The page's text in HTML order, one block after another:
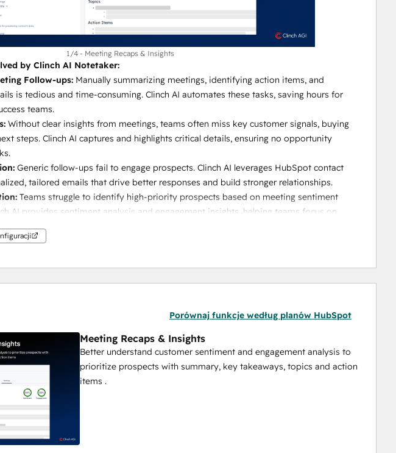
1/4 - Meeting Recaps & Insights
by Clinch AI Notetaker:
Follow-ups: Manually summarizing meetings, identifying action items, and
is tedious and time-consuming. Clinch AI automates these tasks, saving hours for
teams.
Without clear insights from meetings, teams often miss key customer signals, buying
steps. Clinch AI captures and highlights critical details, ensuring no opportunity
Generic follow-ups fail to engage prospects. Clinch AI leverages HubSpot contact
tailored emails that drive better responses and build stronger relationships.
Teams struggle to identify high-priority prospects based on meeting sentiment
AI provides sentiment analysis and engagement insights, helping teams focus on
Switching between platforms for meeting recaps, CRM updates, and follow-ups
relationships—all while saving time and staying organized.
Porównaj funkcje według planów HubSpot
Meeting Recaps & Insights
Better understand customer sentiment and engagement analysis to
prioritize prospects with summary, key takeaways, topics and action
items .